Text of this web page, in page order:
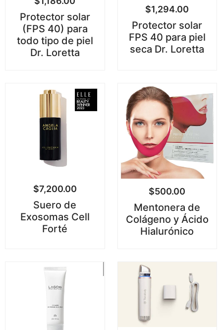
Protector solar
(FPS 40) para
todo tipo de piel
Dr. Loretta
$1,294.00
Protector solar
FPS 40 para piel
seca Dr. Loretta
$7,200.00
Suero de
Exosomas Cell
Forté
$500.00
Mentonera de
Colágeno y Ácido
Hialurónico